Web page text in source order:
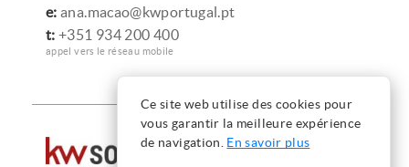
e: ana.macao@kwportugal.pt
t: +351 934 200 400
appel vers le réseau mobile
Ce site web utilise des cookies pour
vous garantir la meilleure expérience
de navigation. En savoir plus